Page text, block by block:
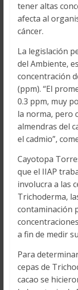
tener altas
afecta al
cáncer.
La legislación
del Ambiente,
concentración
(ppm). “El
0.3 ppm, muy
la norma, pero
almendras del
el cadmio”,
Cayotopa
que el IIAP
involucra a las
Trichoderma,
contaminación
a fin de medir
Para
cepas de
cacao se